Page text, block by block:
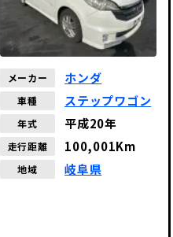
メーカー ホンダ
車種 ステップワゴン
年式 平成20年
走行距離 100,001Km
地域 岐阜県